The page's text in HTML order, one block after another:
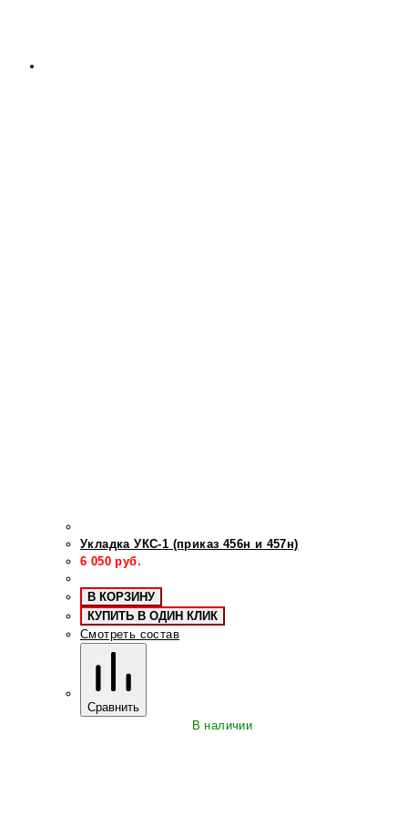
Укладка УКС-1 (приказ 456н и 457н)
6 050 руб.
В КОРЗИНУ
КУПИТЬ В ОДИН КЛИК
Смотреть состав
Сравнить
В наличии